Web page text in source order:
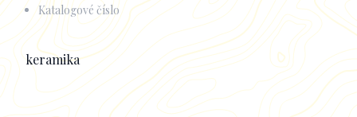
Katalogové číslo
Popisek
keramika